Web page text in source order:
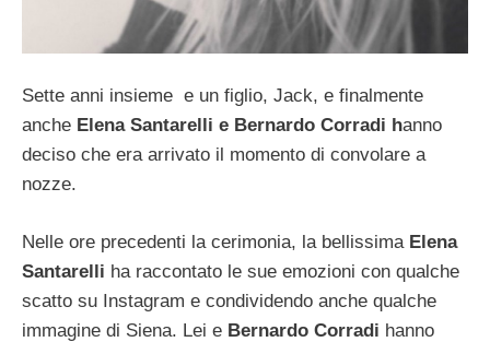
Sette anni insieme e un figlio, Jack, e finalmente
anche Elena Santarelli e Bernardo Corradi hanno
deciso che era arrivato il momento di convolare a
nozze.
Nelle ore precedenti la cerimonia, la bellissimaElena
Santarelli ha raccontato le sue emozioni con qualche
scatto su Instagram e condividendo anche qualche
immagine di Siena. Lei e Bernardo Corradi hanno